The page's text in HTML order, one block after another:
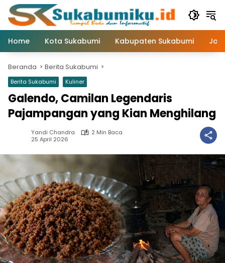
Langsung
konten
Home
Kota Sukabumi Kabupaten Sukabumi
Beranda Berita Sukabumi
Berita Sukabumi Kuliner
Galendo, Camilan Legendaris
Pajampangan yang Kian Menghilang
Yandi Chandra
2 Min Baca
25 April 2026